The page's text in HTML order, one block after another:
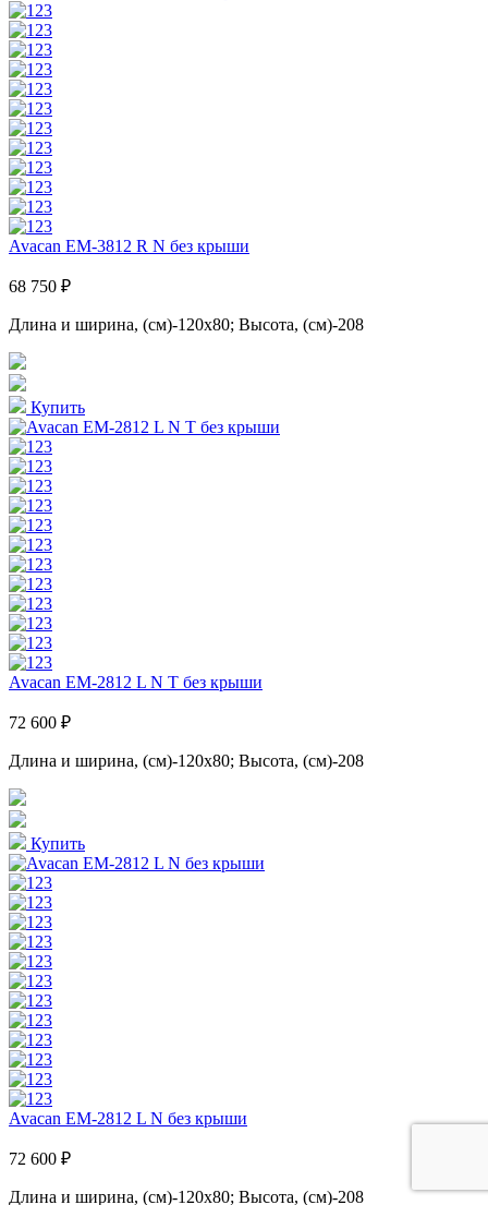
Avacan EM-3812 R N без крыши
68 750 ₽
Длина и ширина, (см)-120x80; Высота, (см)-208
Купить
Avacan EM-2812 L N T без крыши
72 600 ₽
Длина и ширина, (см)-120x80; Высота, (см)-208
Купить
Avacan EM-2812 L N без крыши
72 600 ₽
Длина и ширина, (см)-120x80; Высота, (см)-208